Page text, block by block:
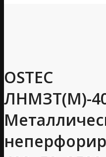
OSTEC
ЛНМЗТ(М)-